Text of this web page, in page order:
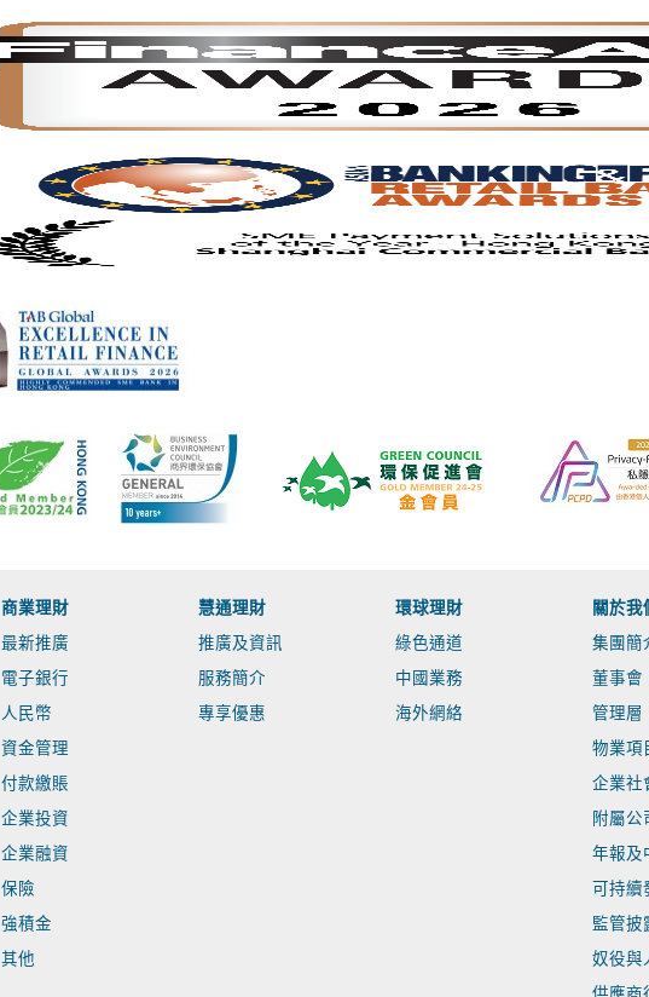
商業理財
最新推廣
電子銀行
人民幣
資金管理
付款繳賬
企業投資
企業融資
保險
強積金
其他
慧通理財
推廣及資訊
服務簡介
專享優惠
環球理財
綠色通道
中國業務
海外網絡
關於我
集團簡
董事會
管理層
物業項
企業社
附屬公
年報及
可持續
監管披
奴役與